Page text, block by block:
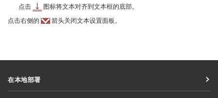
点击
图标将文本对齐到文本框的底部。
点击右侧的
箭头关闭文本设置面板。
在本地部署